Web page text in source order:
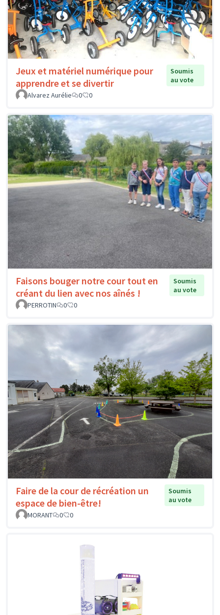
Jeux et matériel numérique pour
apprendre et se divertir
Soumis
au vote
Alvarez Aurélie
0 0
Faisons bouger notre cour tout en
créant du lien avec nos aînés !
Soumis
au vote
PERROTIN
0 0
Faire de la cour de récréation un
espace de bien-être!
Soumis
au vote
MORANT
0 0